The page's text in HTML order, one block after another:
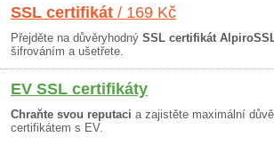
SSL certifikát / 169 Kč
Přejděte na důvěryhodný SSL certifikát
šifrováním a ušetřete.
EV SSL certifikáty
Chraňte svou reputaci a zajistěte maximální
certifikátem s EV.